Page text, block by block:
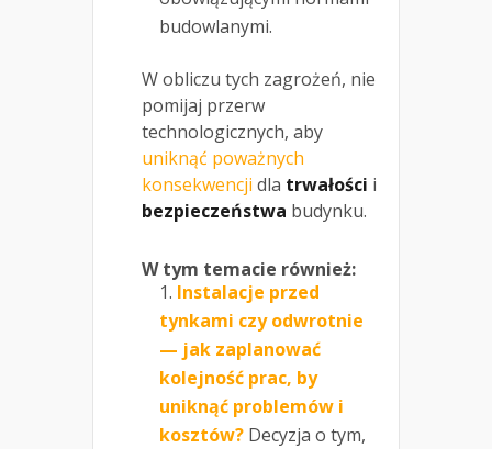
budowlanymi.
W obliczu tych zagrożeń, nie
pomijaj przerw
technologicznych, aby
uniknąć poważnych
konsekwencji dla trwałości i
bezpieczeństwa budynku.
W tym temacie również:
Instalacje przed
tynkami czy odwrotnie
— jak zaplanować
kolejność prac, by
uniknąć problemów i
kosztów? Decyzja o tym,